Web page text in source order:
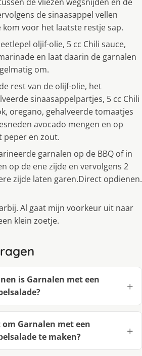
de sinaasappel vellen
voor het laatste restje sap.
oljif-olie, 5 cc Chili sauce,
en laat daarin de garnalen
om.
rest van de olijf-olie, het
sinaasappelpartjes, 5 cc Chili
oregano, gehalveerde tomaatjes
avocado mengen en op
peper en zout.
garnalen op de BBQ of in
op de ene zijde en vervolgens 2
zijde laten garen.Direct opdienen.
Al gaat mijn voorkeur uit naar
klein zoetje.
is Garnalen met een
Garnalen met een
te maken?